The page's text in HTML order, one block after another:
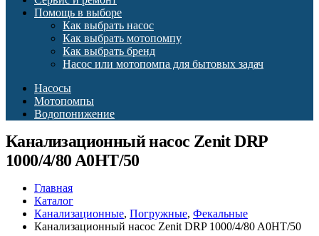
Помощь в выборе
Как выбрать насос
Как выбрать мотопомпу
Как выбрать бренд
Насос или мотопомпа для бытовых задач
Насосы
Мотопомпы
Водопонижение
Канализационный насос Zenit DRP
1000/4/80 A0HT/50
Главная
Каталог
Канализационные, Погружные, Фекальные
Канализационный насос Zenit DRP 1000/4/80 A0HT/50